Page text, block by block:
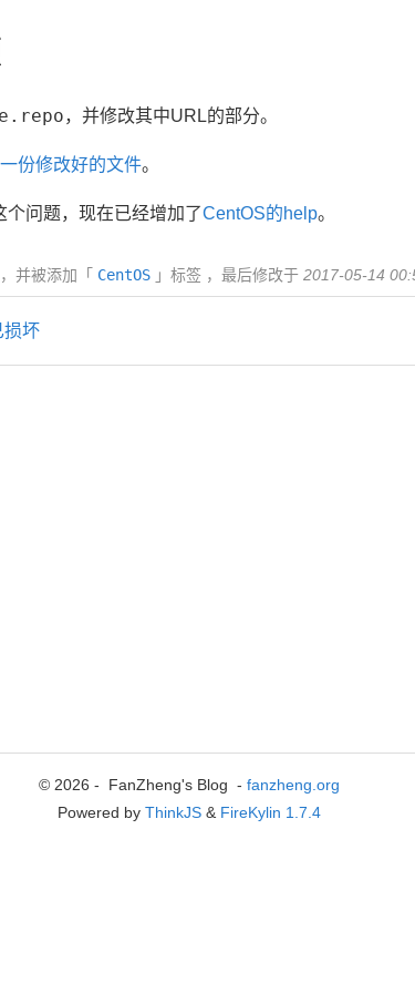
，并修改其中URL的部分。
一份修改好的文件。
个问题，现在已经增加了CentOS的help。
并被添加「 CentOS 」标签 ，最后修改于 2017-05-14
损坏
© 2026 - FanZheng's Blog - fanzheng.org
Powered by ThinkJS & FireKylin 1.7.4